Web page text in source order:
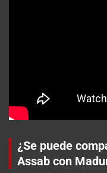
¿Se puede
Assab con